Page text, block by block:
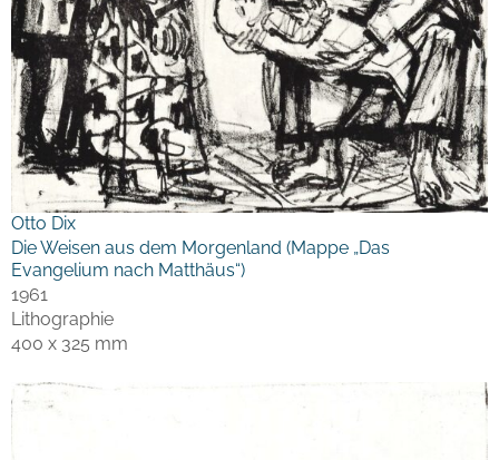
Otto Dix
Die Weisen aus dem Morgenland (Mappe „Das
Evangelium nach Matthäus“)
1961
Lithographie
400 x 325 mm